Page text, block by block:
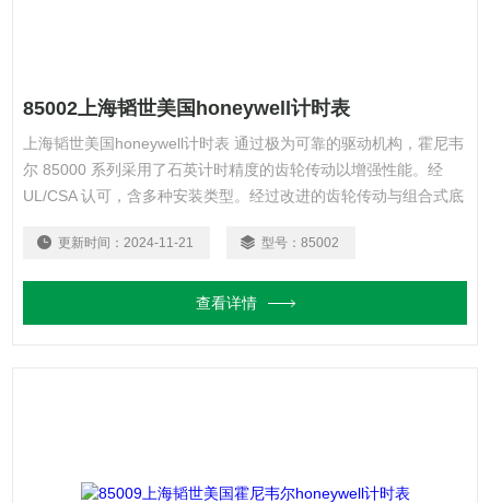
85002上海韬世美国honeywell计时表
上海韬世美国honeywell计时表 通过极为可靠的驱动机构，霍尼韦
尔 85000 系列采用了石英计时精度的齿轮传动以增强性能。经
UL/CSA 认可，含多种安装类型。经过改进的齿轮传动与组合式底
经过工艺检测。发货前，每个表必须经过 100% 功能、老化和定
更新时间： 2024-11-21 型号： 85002
查看详情